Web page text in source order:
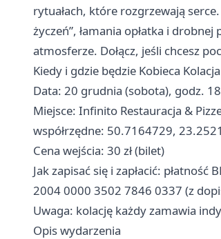
rytuałach, które rozgrzewają
życzeń”, łamania opłatka i
atmosferze. Dołącz, jeśli chcesz
Kiedy i gdzie będzie Kobieca
Data: 20 grudnia (sobota), godz.
Miejsce: Infinito Restauracja &
współrzędne: 50.7164729,
Cena wejścia: 30 zł (bilet)
Jak zapisać się i zapłacić:
2004 0000 3502 7846 0337 (z
Uwaga: kolację każdy zamawia
Opis wydarzenia